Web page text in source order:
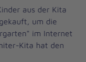
aus der Kita
um die
im Internet
Kita hat den